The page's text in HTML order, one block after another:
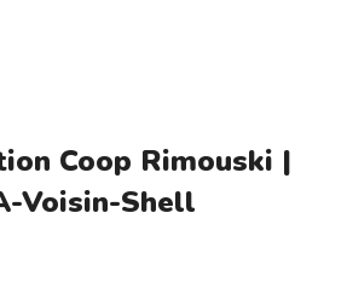
Coop Rimouski |
Voisin-Shell